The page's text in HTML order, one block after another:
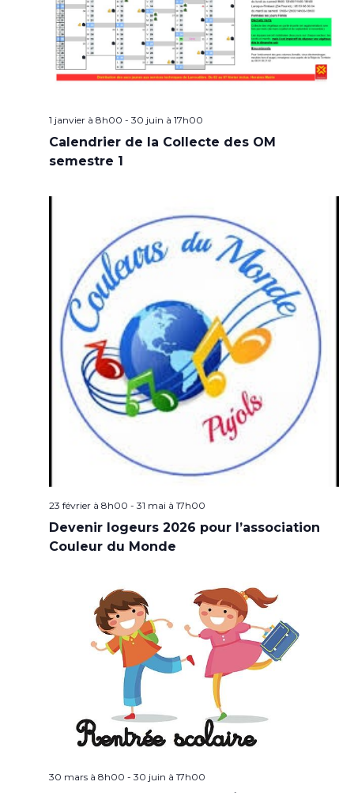
1 janvier à 8h00 - 30 juin à 17h00
Calendrier de la Collecte des OM
semestre 1
23 février à 8h00 - 31 mai à 17h00
Devenir logeurs 2026 pour l’association
Couleur du Monde
30 mars à 8h00 - 30 juin à 17h00